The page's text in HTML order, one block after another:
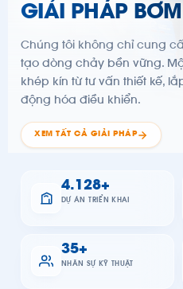
POWER GEN
F&B INDUSTRY
NAKYDACO OIL SYSTEM
GIẢI PHÁP
Chúng tôi không chỉ cung
tạo dòng chảy bền vững.
khép kín từ tư vấn thiết kế,
động hóa điều khiển.
XEM TẤT CẢ GIẢI PHÁP
6.432+
DỰ ÁN TRIỂN KHAI
54+
NHÂN SỰ KỸ THUẬT